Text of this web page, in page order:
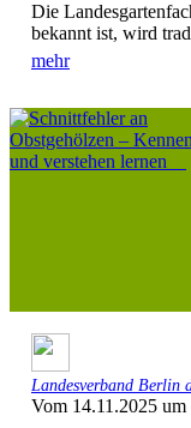
Die
bekannt ist, wird
mehr
Landesverband Berlin
Vom 14.11.2025